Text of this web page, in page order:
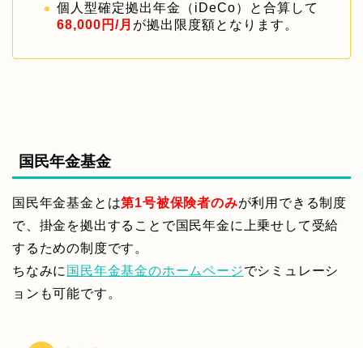
個人型確定拠出年金（iDeCo）と合算して
68,000円/月 が拠出限度額となります。
国民年金基金
国民年金基金とは第1号被保険者のみが利用できる制度
で、掛金を拠出することで国民年金に上乗せして受給
するための制度です。
ちなみに 国民年金基金のホームページでシミュレーシ
ョンも可能です。